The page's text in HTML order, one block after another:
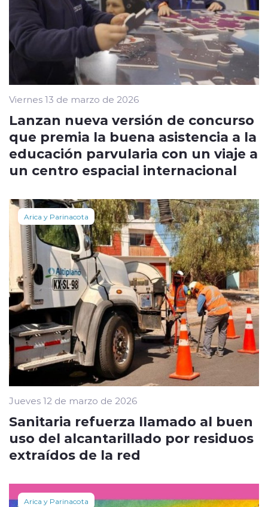
Viernes 13 de marzo de 2026
Lanzan nueva versión de concurso
que premia la buena asistencia a la
educación parvularia con un viaje a
un centro espacial internacional
Arica y Parinacota
Jueves 12 de marzo de 2026
Sanitaria refuerza llamado al buen
uso del alcantarillado por residuos
extraídos de la red
Arica y Parinacota